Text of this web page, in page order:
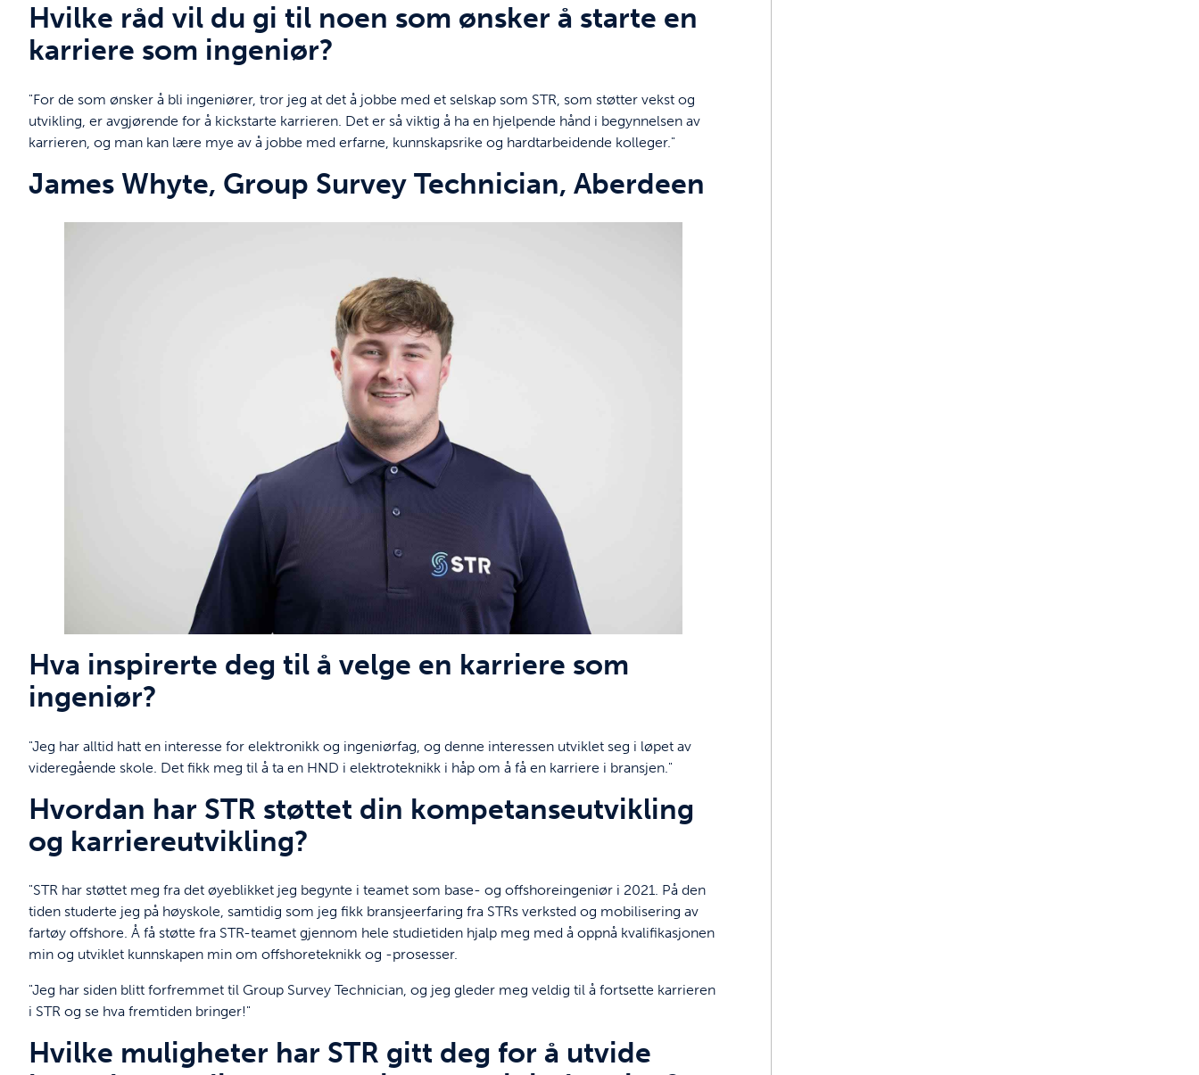
Hvilke råd vil du gi til noen som ønsker å starte en
karriere som ingeniør?
"For de som ønsker å bli ingeniører, tror jeg at det å jobbe med et selskap som STR, som støtter vekst og
utvikling, er avgjørende for å kickstarte karrieren. Det er så viktig å ha en hjelpende hånd i begynnelsen av
karrieren, og man kan lære mye av å jobbe med erfarne, kunnskapsrike og hardtarbeidende kolleger."
James Whyte, Group Survey Technician, Aberdeen
Hva inspirerte deg til å velge en karriere som
ingeniør?
"Jeg har alltid hatt en interesse for elektronikk og ingeniørfag, og denne interessen utviklet seg i løpet av
videregående skole. Det fikk meg til å ta en HND i elektroteknikk i håp om å få en karriere i bransjen."
Hvordan har STR støttet din kompetanseutvikling
og karriereutvikling?
"STR har støttet meg fra det øyeblikket jeg begynte i teamet som base- og offshoreingeniør i 2021. På den
tiden studerte jeg på høyskole, samtidig som jeg fikk bransjeerfaring fra STRs verksted og mobilisering av
fartøy offshore. Å få støtte fra STR-teamet gjennom hele studietiden hjalp meg med å oppnå kvalifikasjonen
min og utviklet kunnskapen min om offshoreteknikk og -prosesser.
"Jeg har siden blitt forfremmet til Group Survey Technician, og jeg gleder meg veldig til å fortsette karrieren
i STR og se hva fremtiden bringer!"
Hvilke muligheter har STR gitt deg for å utvide